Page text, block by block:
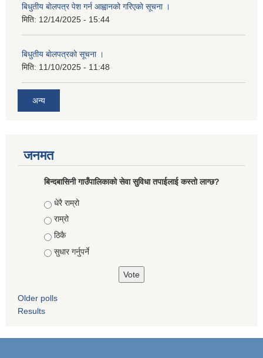
बिधुतीय बाेलपत्र पेश गर्न आह्वानको गरिएकाे सूचना ।
मिति: 12/14/2025 - 15:44
बिधुतीय बाेलपत्रकाे सूचना ।
मिति: 11/10/2025 - 11:48
अन्य
जनमत
बिन्दबासिनी गाउँपालिकाको सेवा सुविधा तपाईलाई कस्तो लाग्छ?
Choices
धेरै राम्रो
राम्रो
ठिकै
सुधार गर्नुपर्ने
Older polls
Results